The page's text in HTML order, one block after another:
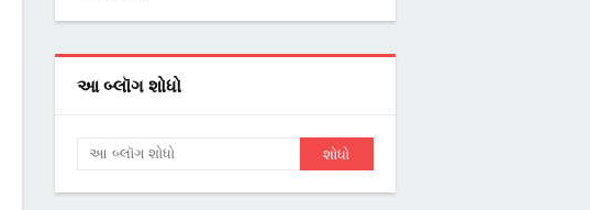
આ બ્લૉગ શોધો